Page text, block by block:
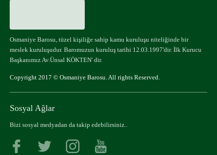
Osmaniye Barosu, tüzel kişiliğe sahip kamu kuruluşu niteliğinde bir
meslek kuruluşudur. Baromuzun kuruluş tarihi 12.03.1997'dir. İlk Kurucu
Başkanımız Av.Ünsal KÖKTEN' dir.
Copyright 2017 © Osmaniye Barosu. All rights Reserved.
Sosyal Ağlar
Bizi sosyal medyadan da takip edebilirsiniz..